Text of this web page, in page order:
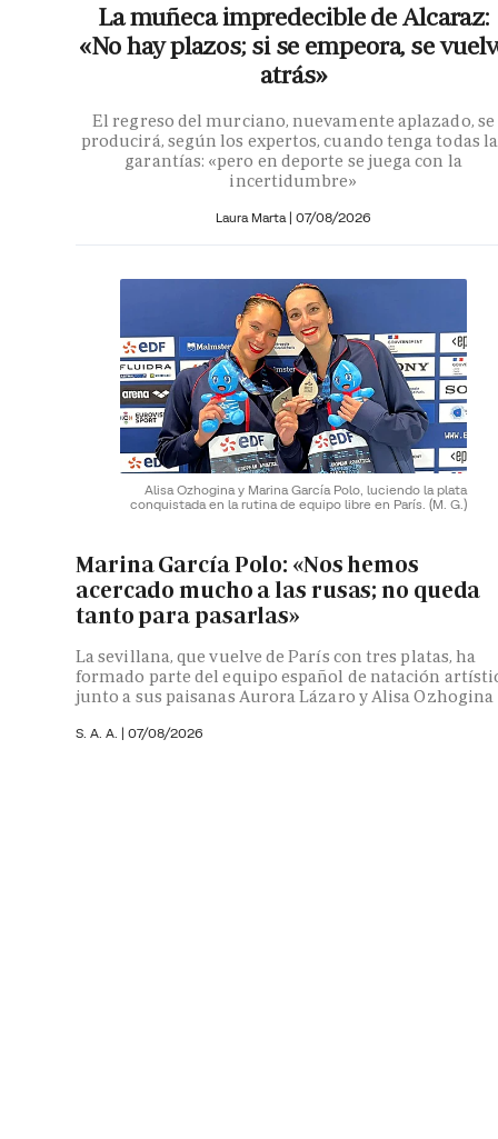
La muñeca impredecible de Alcaraz:
«No hay plazos; si se empeora, se
atrás»
El regreso del murciano, nuevamente aplazado, se
producirá, según los expertos, cuando tenga todas
garantías: «pero en deporte se juega con la
incertidumbre»
Laura Marta | 07/08/2026
Alisa Ozhogina y Marina García Polo, luciendo la plata
conquistada en la rutina de equipo libre en París. (M. G.)
Marina García Polo: «Nos hemos
acercado mucho a las rusas; no queda
tanto para pasarlas»
La sevillana, que vuelve de París con tres platas, ha
formado parte del equipo español de natación
junto a sus paisanas Aurora Lázaro y Alisa Ozhogina
S. A. A. | 07/08/2026